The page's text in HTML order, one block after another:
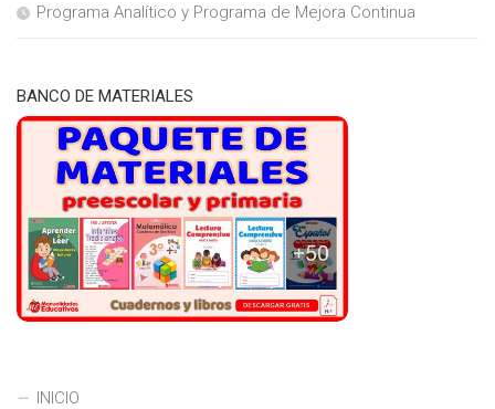
Programa Analítico y Programa de Mejora Continua
BANCO DE MATERIALES
INICIO